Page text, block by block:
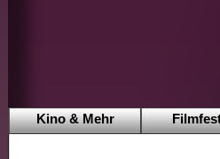
Kino & Mehr